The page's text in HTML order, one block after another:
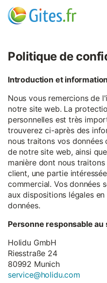
Politique de
Introduction et
Nous vous remercions de
notre site web. La
personnelles est très
trouverez ci-après des
nous traitons vos
de notre site web, ainsi
manière dont nous
client, une partie
commercial. Vos données
aux dispositions légales
données.
Personne responsable au
Holidu GmbH
Riesstraße 24
80992 Munich
service@holidu.com